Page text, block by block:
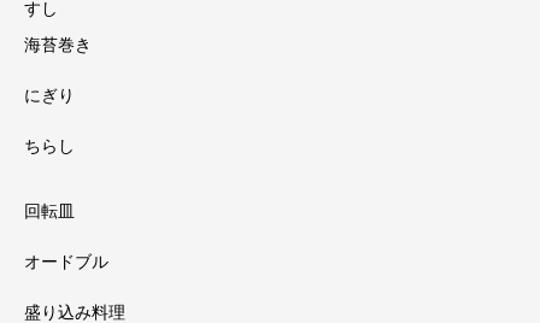
すし
海苔巻き
にぎり
ちらし
回転皿
オードブル
盛り込み料理